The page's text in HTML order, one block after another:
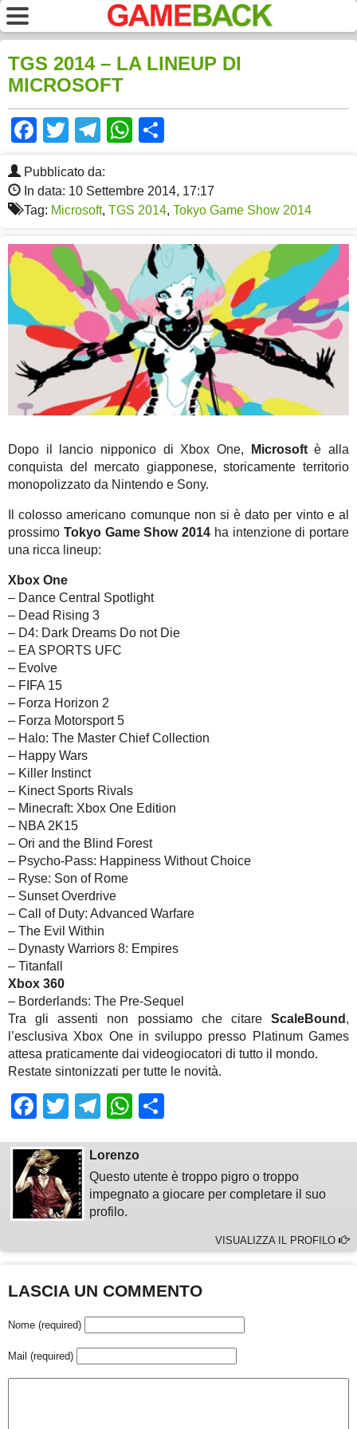
TGS 2014 – LA LINEUP DI
MICROSOFT
Facebook
TwitterTelegram
WhatsApp
Pubblicato da:
In data: 10 Settembre 2014, 17:17
Tag: Microsoft, TGS 2014, Tokyo Game Show 2014
Dopo il lancio nipponico di Xbox One, Microsoftè alla
conquista del mercato giapponese, storicamente territorio
monopolizzato da Nintendo e Sony.
Il colosso americano comunque non si è dato per vinto e al
prossimo Tokyo Game Show 2014 ha intenzione di portare
una ricca lineup:
Xbox One
– Dance Central Spotlight
– Dead Rising 3
– D4: Dark Dreams Do not Die
– EA SPORTS UFC
– Evolve
– FIFA 15
– Forza Horizon 2
– Forza Motorsport 5
– Halo: The Master Chief Collection
– Happy Wars
– Killer Instinct
– Kinect Sports Rivals
– Minecraft: Xbox One Edition
– NBA 2K15
– Ori and the Blind Forest
– Psycho-Pass: Happiness Without Choice
– Ryse: Son of Rome
– Sunset Overdrive
– Call of Duty: Advanced Warfare
– The Evil Within
– Dynasty Warriors 8: Empires
– Titanfall
Xbox 360
– Borderlands: The Pre-Sequel
Tra gli assenti non possiamo che citare ScaleBound ,
l’esclusiva Xbox One in sviluppo presso Platinum Games
attesa praticamente dai videogiocatori di tutto il mondo.
Restate sintonizzati per tutte le novità.
Facebook
TwitterTelegram
WhatsApp
Lorenzo
Questo utente è troppo pigro o troppo
impegnato a giocare per completare il suo
profilo.
VISUALIZZA IL PROFILO
LASCIA UN COMMENTO
Nome (required)
Mail (required)